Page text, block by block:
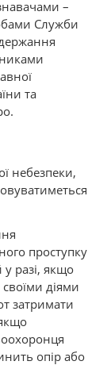
–
Служби
та
небезпеки,
проступку
разі, якщо
своїми діями
затримати
опір або